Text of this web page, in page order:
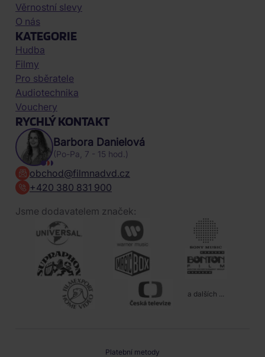
Věrnostní slevy
O nás
KATEGORIE
Hudba
Filmy
Pro sběratele
Audiotechnika
Vouchery
RYCHLÝ KONTAKT
Barbora Danielová
(Po-Pa, 7 - 15 hod.)
obchod@filmnadvd.cz
+420 380 831 900
Jsme dodavatelem značek:
a dalších ...
Platební metody